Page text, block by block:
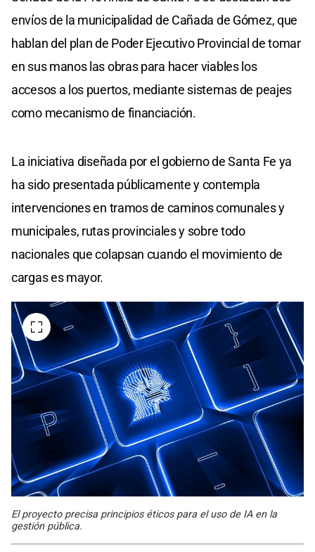
envíos de la municipalidad de Cañada de Gómez, que
hablan del plan de Poder Ejecutivo Provincial de tomar
en sus manos las obras para hacer viables los
accesos a los puertos, mediante sistemas de peajes
como mecanismo de financiación.
La iniciativa diseñada por el gobierno de Santa Fe ya
ha sido presentada públicamente y contempla
intervenciones en tramos de caminos comunales y
municipales, rutas provinciales y sobre todo
nacionales que colapsan cuando el movimiento de
cargas es mayor.
El proyecto precisa principios éticos para el uso de IA en la
gestión pública.